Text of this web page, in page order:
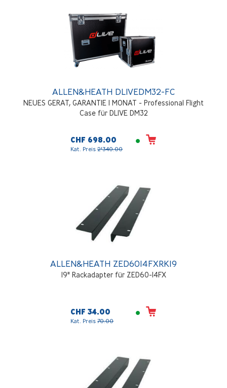
ALLEN&HEATH DLIVEDM32-FC
NEUES GERAT, GARANTIE 1 MONAT - Professional Flight
Case für DLIVE DM32
CHF 698.00
Kat. Preis 2'340.00
ALLEN&HEATH ZED6014FXRK19
19" Rackadapter für ZED60-14FX
CHF 34.00
Kat. Preis 70.00